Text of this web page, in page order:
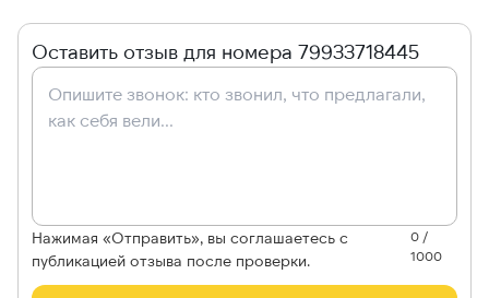
Оставить отзыв для номера 79933718445
Нажимая «Отправить», вы соглашаетесь с
публикацией отзыва после проверки.
0 /
1000